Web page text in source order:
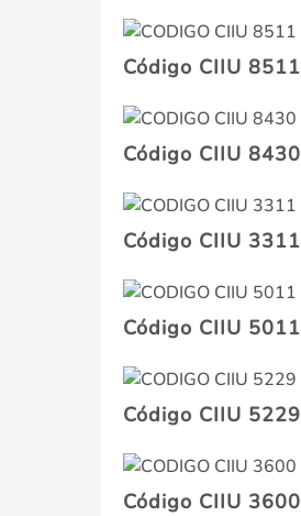
Código CIIU 8511
Código CIIU 8430
Código CIIU 3311
Código CIIU 5011
Código CIIU 5229
Código CIIU 3600